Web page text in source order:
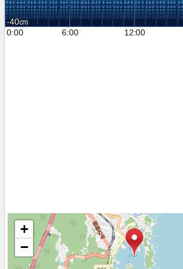
-40
0:00
6:00 12:00
+
−